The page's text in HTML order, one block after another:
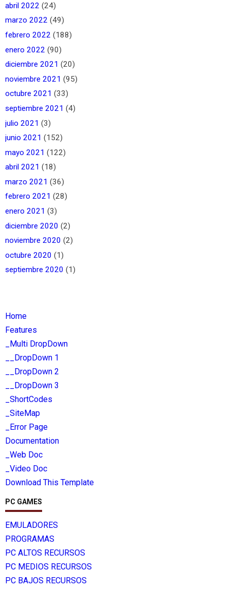
abril 2022 (24)
marzo 2022 (49)
febrero 2022 (188)
enero 2022 (90)
diciembre 2021 (20)
noviembre 2021 (95)
octubre 2021 (33)
septiembre 2021 (4)
julio 2021 (3)
junio 2021 (152)
mayo 2021 (122)
abril 2021 (18)
marzo 2021 (36)
febrero 2021 (28)
enero 2021 (3)
diciembre 2020 (2)
noviembre 2020 (2)
octubre 2020 (1)
septiembre 2020 (1)
Home
Features
_Multi DropDown
__DropDown 1
__DropDown 2
__DropDown 3
_ShortCodes
_SiteMap
_Error Page
Documentation
_Web Doc
_Video Doc
Download This Template
PC GAMES
EMULADORES
PROGRAMAS
PC ALTOS RECURSOS
PC MEDIOS RECURSOS
PC BAJOS RECURSOS